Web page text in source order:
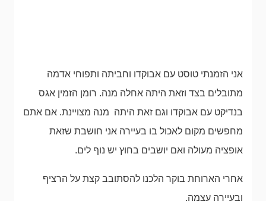
אני הזמנתי טוסט עם אבוקדו וחביתה ותפוחי אדמה
מתובלים בצד וזאת היתה אחלה מנה. רומן הזמין אגס
בנדיקט עם אבוקדו וגם זאת היתה מנה מצויינת. אם אתם
מחפשים מקום לאכול בו בעיירה אני חושבת שזאת
אופציה מעולה ואם יושבים בחוץ יש נוף לים.
אחרי הארוחת בוקר הלכנו להסתובב קצת על הרציף
ובעיירה עצמה.